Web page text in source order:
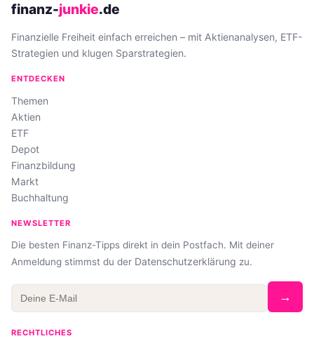
finanz-junkie.de
Finanzielle Freiheit einfach erreichen – mit Aktienanalysen, ETF-
Strategien und klugen Sparstrategien.
ENTDECKEN
Themen
Aktien
ETF
Depot
Finanzbildung
Markt
Buchhaltung
NEWSLETTER
Die besten Finanz-Tipps direkt in dein Postfach. Mit deiner
Anmeldung stimmst du der Datenschutzerklärung zu.
→
RECHTLICHES